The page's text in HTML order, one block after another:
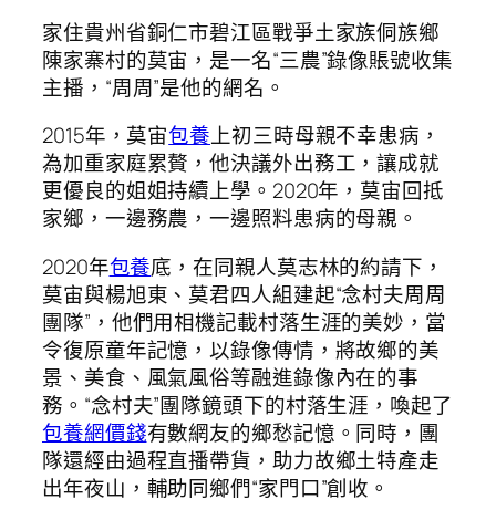
家住貴州省銅仁市碧江區戰爭土家族侗族鄉
陳家寨村的莫宙，是一名“三農”錄像賬號收集
主播，“周周”是他的網名。
2015年，莫宙包養上初三時母親不幸患病，
為加重家庭累贅，他決議外出務工，讓成就
更優良的姐姐持續上學。2020年，莫宙回抵
家鄉，一邊務農，一邊照料患病的母親。
2020年包養底，在同親人莫志林的約請下，
莫宙與楊旭東、莫君四人組建起“念村夫周周
團隊”，他們用相機記載村落生涯的美妙，當
令復原童年記憶，以錄像傳情，將故鄉的美
景、美食、風氣風俗等融進錄像內在的事
務。“念村夫”團隊鏡頭下的村落生涯，喚起了
包養網價錢有數網友的鄉愁記憶。同時，團
隊還經由過程直播帶貨，助力故鄉土特產走
出年夜山，輔助同鄉們“家門口”創收。